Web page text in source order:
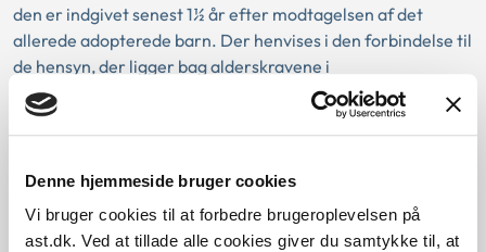
Denne hjemmeside bruger cookies
Vi bruger cookies til at forbedre brugeroplevelsen på
ast.dk. Ved at tillade alle cookies giver du samtykke til, at
den er indgivet senest 1½ år efter modtagelsen af det
allerede adopterede barn. Der henvises i den forbindelse til
de hensyn, der ligger bag alderskravene i
godkendelsesbekendtgørelsen. (…)
Ansøgning om adoption af et lille barn i aldersgruppen 0-36
imødekommes, hvis en af parterne på
ansøgningstidspunktet er over ca. 45 år ".